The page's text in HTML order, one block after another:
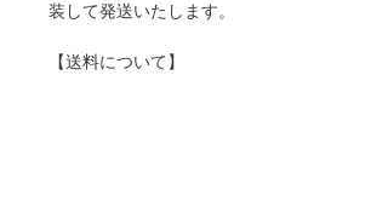
装して発送いたします。
【送料について】